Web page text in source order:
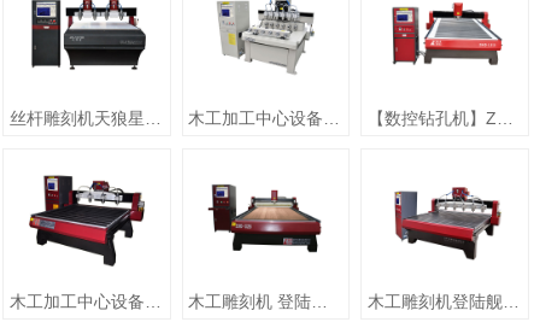
木工雕刻机登陆舰系列 ZMD-1618A